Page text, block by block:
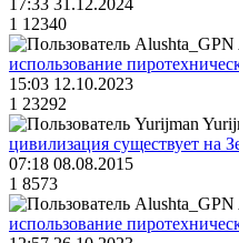
17:33 31.12.2024
1 12340
использование
15:03 12.10.2023
1 23292
цивилизация существует на
07:18 08.08.2015
1 8573
использование